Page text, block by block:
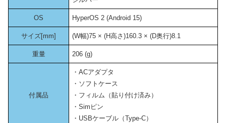
OS HyperOS 2 (Android 15)
サイズ[mm] (W幅)75 × (H高さ)160.3 × (D奥行)8.1
重量 206 (g)
付属品
・ACアダプタ
・ソフトケース
・フィルム（貼り付け済み）
・Simピン
・USBケーブル（Type-C）